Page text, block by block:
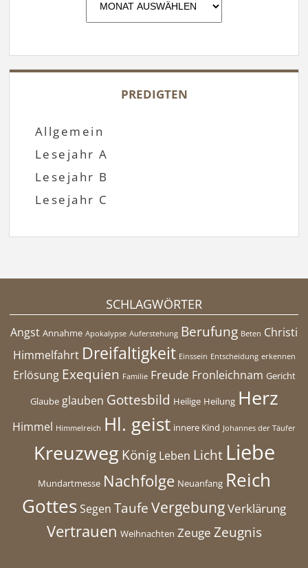
PREDIGTEN
Allgemein
Lesejahr A
Lesejahr B
Lesejahr C
SCHLAGWÖRTER
Angst Annahme Apokalypse Auferstehung Berufung Beten Christi
Himmelfahrt Dreifaltigkeit Einssein Entscheidung erkennen
Erlösung Exequien Familie Freude Fronleichnam Gericht
Glaube glauben Gottesbild Heilige Heilung Herz
Himmel Himmelreich Hl. geist innere Kind Johannes der Täufer
Kreuzweg König Leben Licht Liebe
Mundartmesse Nachfolge Neuanfang Reich
Gottes Segen TaufeVergebungVerklärung
Vertrauen Weihnachten Zeuge Zeugnis